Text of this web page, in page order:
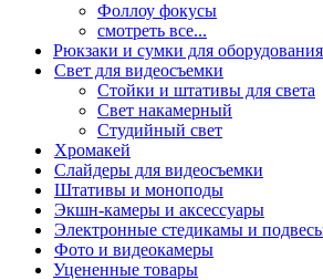
Фоллоу фокусы
смотреть все...
Рюкзаки и сумки для оборудования
Свет для видеосъемки
Стойки и штативы для света
Свет накамерный
Студийный свет
Хромакей
Слайдеры для видеосъемки
Штативы и моноподы
Экшн-камеры и аксессуары
Электронные стедикамы и
Фото и видеокамеры
Уцененные товары